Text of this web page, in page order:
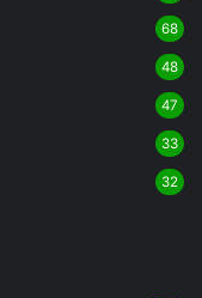
68
48
47
33
32